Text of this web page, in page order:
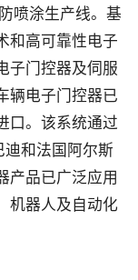
喷涂生产线。基
和高可靠性电子
子门控器及伺服
辆电子门控器已
口。该系统通过
和法国阿尔斯
产品已广泛应用
机器人及自动化